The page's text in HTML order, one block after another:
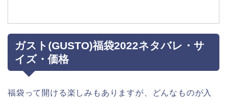
ガスト(GUSTO)福袋2022ネタバレ・サ
イズ・価格
福袋って開ける楽しみもありますが、どんなものが入